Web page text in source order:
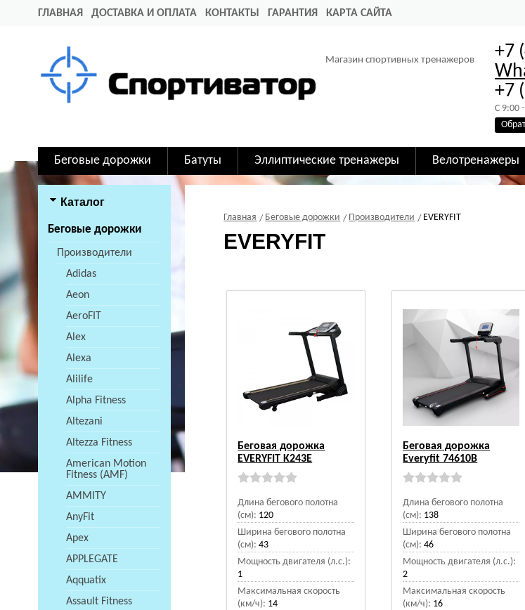
ГЛАВНАЯ ДОСТАВКА И ОПЛАТА КОНТАКТЫ ГАРАНТИЯ КАРТА САЙТА
Магазин спортивных тренажеров
+7
+7
C 9:00
Беговые дорожки Батуты Эллиптические тренажеры Велотренажеры
Каталог
Беговые дорожки
Производители
Adidas
Aeon
AeroFIT
Alex
Alexa
Alilife
Alpha Fitness
Altezani
Altezza Fitness
American Motion
Fitness (AMF)
AMMITY
AnyFit
Apex
APPLEGATE
Aqquatix
Assault Fitness
Главная Беговые дорожки Производители EVERYFIT
EVERYFIT
Беговая дорожка
EVERYFIT K243E
Длина бегового полотна
(см): 120
Ширина бегового полотна
(см): 43
Мощность двигателя (л.с.):
1
Максимальная скорость
(км/ч): 14
Беговая дорожка
Everyfit 74610B
Длина бегового полотна
(см): 138
Ширина бегового полотна
(см): 46
Мощность двигателя (л.с.):
2
Максимальная скорость
(км/ч): 16